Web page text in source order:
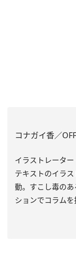
コナガイ香／
イラストレータ
テキストのイラ
動。すこし毒の
ションでコラムを